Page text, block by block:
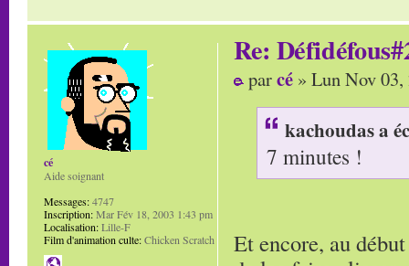
Re:
parcé » Lun Nov
kachoudas a
7 minutes !
Et encore, au
cé
Aide soignant
Messages:4747
Inscription:Mar Fév 18, 2003 1:43 pm
Localisation:Lille-F
Film d'animation culte:Chicken Scratch